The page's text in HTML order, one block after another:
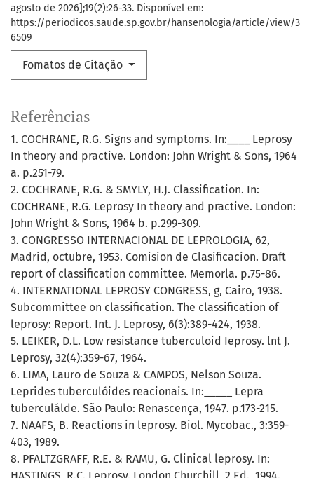
agosto de 2026];19(2):26-33. Disponível em:
https://periodicos.saude.sp.gov.br/hansenologia/article/view/3
6509
Fomatos de Citação
Referências
1. COCHRANE, R.G. Signs and symptoms. In:____ Leprosy
In theory and practive. London: John Wright & Sons, 1964
a. p.251-79.
2. COCHRANE, R.G. & SMYLY, H.J. Classification. In:
COCHRANE, R.G. Leprosy In theory and practive. London:
John Wright & Sons, 1964 b. p.299-309.
3. CONGRESSO INTERNACIONAL DE LEPROLOGIA, 62,
Madrid, octubre, 1953. Comision de Clasificacion. Draft
report of classification committee. Memorla. p.75-86.
4. INTERNATIONAL LEPROSY CONGRESS, g, Cairo, 1938.
Subcommittee on classification. The classification of
leprosy: Report. Int. J. Leprosy, 6(3):389-424, 1938.
5. LEIKER, D.L. Low resistance tuberculoid Ieprosy. lnt J.
Leprosy, 32(4):359-67, 1964.
6. LIMA, Lauro de Souza & CAMPOS, Nelson Souza.
Leprides tuberculóides reacionais. In:_____ Lepra
tuberculálde. São Paulo: Renascença, 1947. p.173-215.
7. NAAFS, B. Reactions in leprosy. Biol. Mycobac., 3:359-
403, 1989.
8. PFALTZGRAFF, R.E. & RAMU, G. Clinical leprosy. In: